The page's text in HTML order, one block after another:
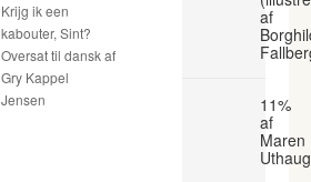
Krijg ik een
kabouter, Sint?
Oversat til dansk af
Gry Kappel
Jensen
af
11%
af
Maren
Uthaug